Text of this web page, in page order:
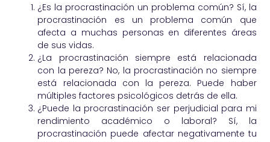
¿Es la procrastinación un problema común? Sí, la
procrastinación es un problema común que
afecta a muchas personas en diferentes áreas
de sus vidas.
¿La procrastinación siempre está relacionada
con la pereza? No, la procrastinación no siempre
está relacionada con la pereza. Puede haber
múltiples factores psicológicos detrás de ella.
¿Puede la procrastinación ser perjudicial para mi
rendimiento académico o laboral? Sí, la
procrastinación puede afectar negativamente tu